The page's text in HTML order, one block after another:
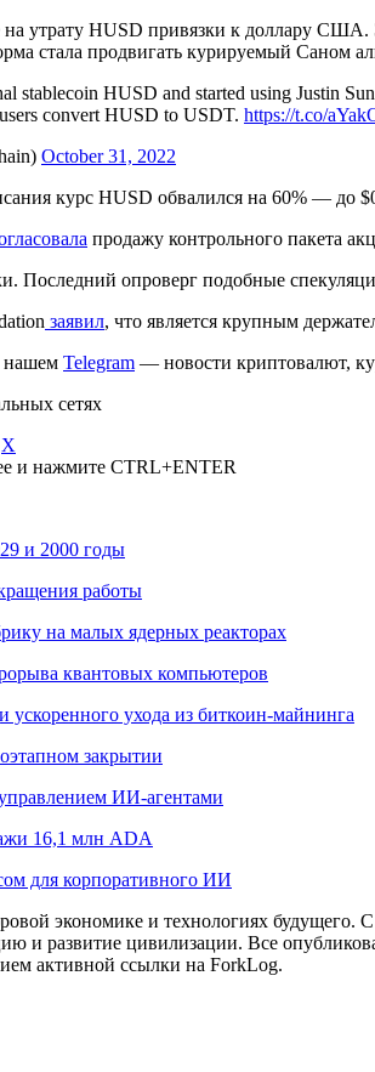
утрату HUSD привязки к доллару
стала продвигать курируемый Cаном
stablecoin HUSD and started using Justin
convert HUSD to USDT. https://t.co/
October 31, 2022
курс HUSD обвалился на 60% — до
продажу контрольного пакета
Последний опроверг подобные
заявил, что является крупным
нашем Telegram — новости криптовалют,
сетях
X
и нажмите CTRL+ENTER
и 2000 годы
работы
на малых ядерных реакторах
квантовых компьютеров
ускоренного ухода из биткоин-майнинга
закрытии
ИИ-агентами
16,1 млн ADA
для корпоративного ИИ
экономике и технологиях будущего. С
и развитие цивилизации. Все
активной ссылки на ForkLog.